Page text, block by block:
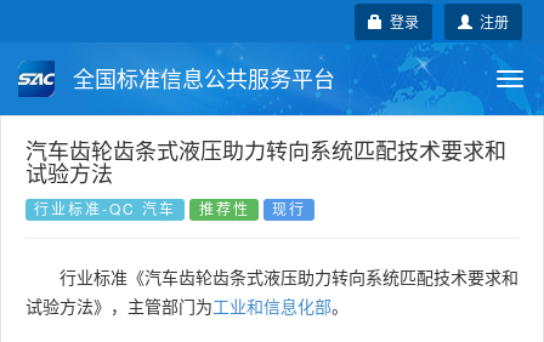
注册
登录
全国标准信息公共服务平台
国家标准 行业标准 地方标准
团体标准 企业标准
国外标准 技术委员会
汽车齿轮齿条式液压助力转向系统匹配技术要求和
试验方法
行业标准-QC 汽车 推荐性 现行
行业标准《汽车齿轮齿条式液压助力转向系统匹配技术要求和
试验方法》，主管部门为工业和信息化部。